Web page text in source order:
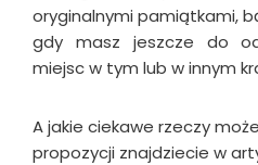
oryginalnymi pamiątkami,
gdy masz jeszcze do
miejsc w tym lub w innym
A jakie ciekawe rzeczy
propozycji znajdziecie w